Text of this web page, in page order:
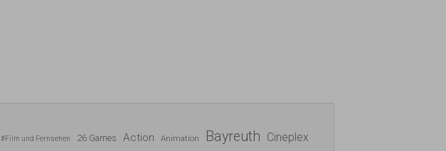
#Film und Fernsehen 26 Games Action Animation Bayreuth Cineplex